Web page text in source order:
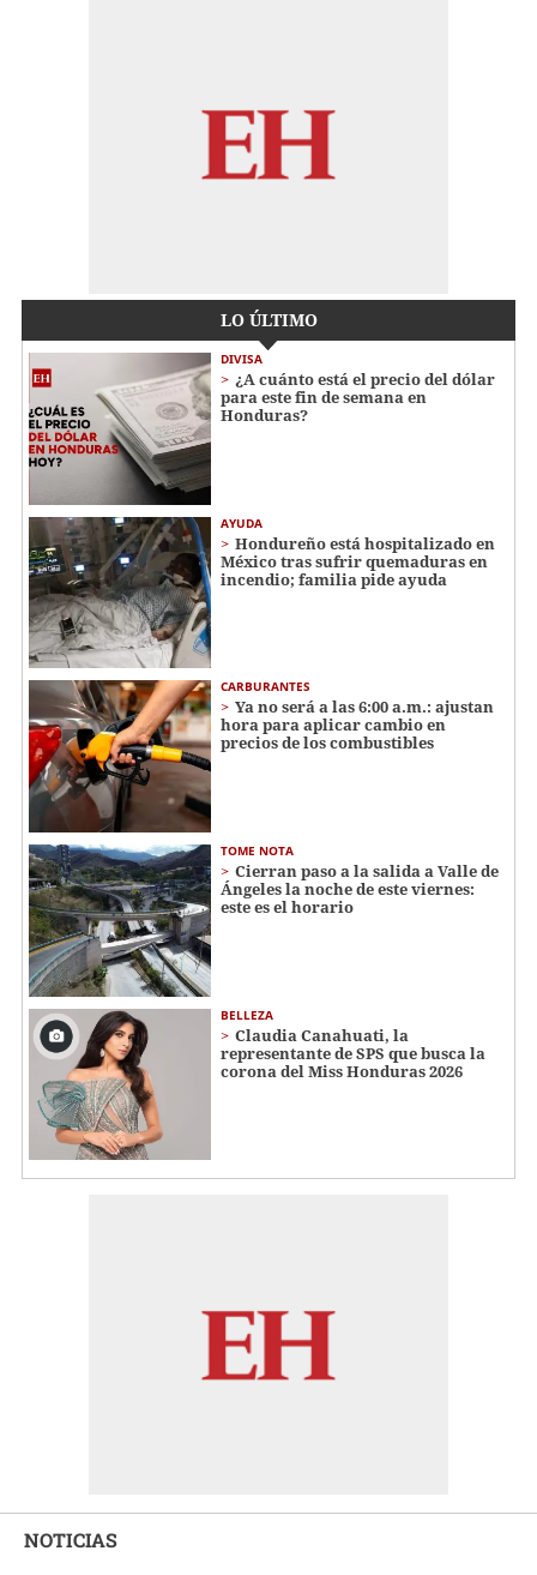
LO ÚLTIMO
DIVISA
¿A cuánto está el precio del dólar
para este fin de semana en
Honduras?
AYUDA
Hondureño está hospitalizado en
México tras sufrir quemaduras en
incendio; familia pide ayuda
CARBURANTES
Ya no será a las 6:00 a.m.: ajustan
hora para aplicar cambio en
precios de los combustibles
TOME NOTA
Cierran paso a la salida a Valle de
Ángeles la noche de este viernes:
este es el horario
BELLEZA
Claudia Canahuati, la
representante de SPS que busca la
corona del Miss Honduras 2026
NOTICIAS